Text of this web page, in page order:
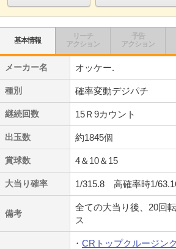
基本情報
リーチ
アクション
予告
アクション
メーカー名 オッケー.
種別 確率変動デジパチ
継続回数 15Ｒ9カウント
出玉数 約1845個
賞球数 4＆10＆15
大当り確率 1/315.8 高確率時1/
備考
全ての大当り後、20回
ス
CRトップクルージン